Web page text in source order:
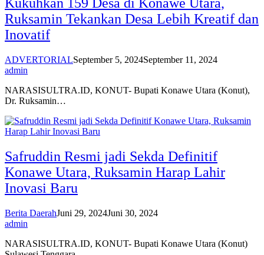
Ruksamin Tekankan Desa Lebih Kreatif dan
Inovatif
ADVERTORIALSeptember 5, 2024September 11, 2024
admin
NARASISULTRA.ID, KONUT- Bupati Konawe Utara (Konut),
Dr. Ruksamin…
Safruddin Resmi jadi Sekda Definitif
Konawe Utara, Ruksamin Harap Lahir
Inovasi Baru
Berita DaerahJuni 29, 2024Juni 30, 2024
admin
NARASISULTRA.ID, KONUT- Bupati Konawe Utara (Konut)